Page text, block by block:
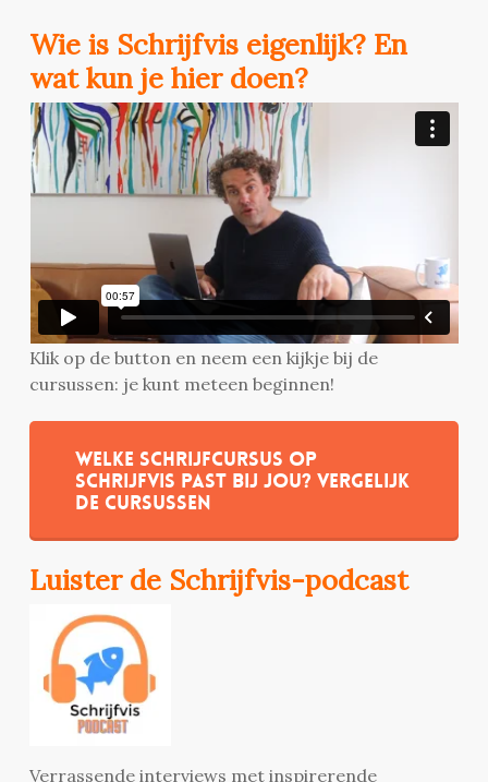
Wie is Schrijfvis eigenlijk? En
wat kun je hier doen?
Klik op de button en neem een kijkje bij de
cursussen: je kunt meteen beginnen!
Welke schrijfcursus op
Schrijfvis past bij jou? Vergelijk
de cursussen
Luister de Schrijfvis-podcast
Verrassende interviews met inspirerende